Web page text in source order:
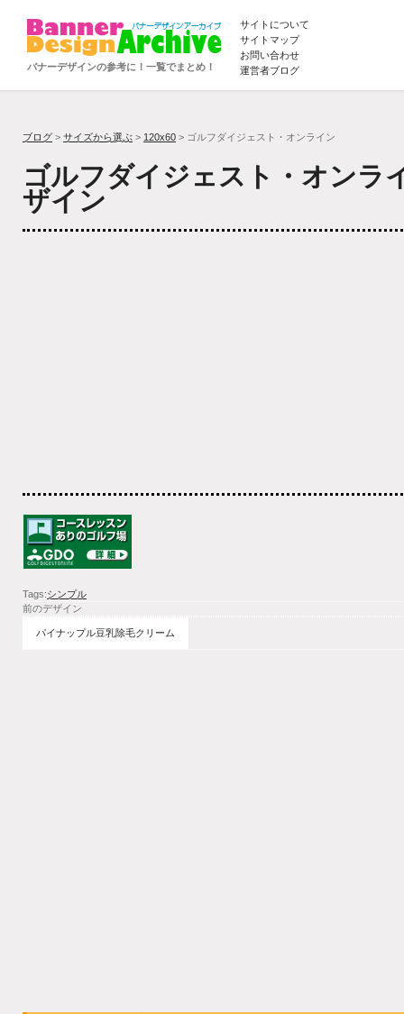
バナーデザインの参考に！一覧でまとめ！
サイトについて
サイトマップ
お問い合わせ
運営者ブログ
ブログ > サイズから選ぶ > 120x60 > ゴルフダイジェスト・オンライン
ゴルフダイジェスト・オンラ
ザイン
Tags:シンプル
前のデザイン
パイナップル豆乳除毛クリーム